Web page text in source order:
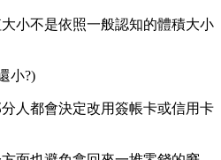
小不是依照一般認知的體積大小
小?)
人都會決定改用簽帳卡或信用卡